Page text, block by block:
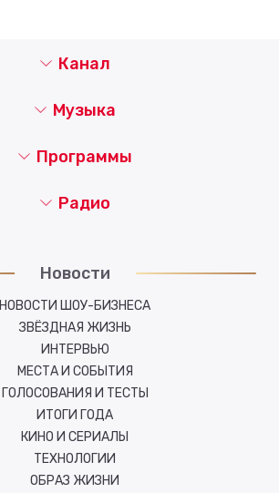
Канал
Музыка
Новости
НОВОСТИ ШОУ-БИЗНЕСА
ЗВЁЗДНАЯ ЖИЗНЬ
ИНТЕРВЬЮ
МЕСТА И СОБЫТИЯ
ГОЛОСОВАНИЯ И ТЕСТЫ
ИТОГИ ГОДА
КИНО И СЕРИАЛЫ
ТЕХНОЛОГИИ
ОБРАЗ ЖИЗНИ
Программы
Радио